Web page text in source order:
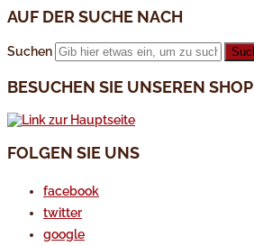
AUF DER SUCHE NACH
Suchen
BESUCHEN SIE UNSEREN SHOP
FOLGEN SIE UNS
facebook
twitter
google